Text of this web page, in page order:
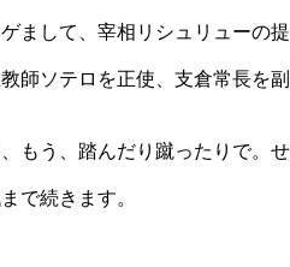
して、宰相リシュリューの
師ソテロを正使、支倉常長
もう、踏んだり蹴ったりで。せ
で続きます。